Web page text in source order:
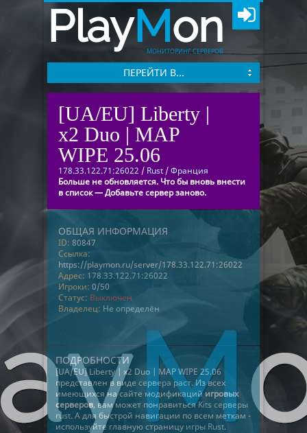
PlayMon
МОНИТОРИНГ СЕРВЕРОВ
ПЕРЕЙТИ В...
[UA/EU] Liberty |
x2 Duo | MAP
WIPE 25.06
178.33.122.71:26022 / Rust /Франция
Больше не обновляется. Что бы вновь внести
в список — Добавьте сервер заново.
ОБЩАЯ ИНФОРМАЦИЯ
ID: 80847
Ссылка:
https://playmon.ru/server/178.33.122.71:26022
Адрес: 178.33.122.71:26022
Игроки: 0/50
Статус: Выключен
Владелец: Не определён
ПОДРОБНОСТИ
[UA/EU] Liberty | x2 Duo | MAP WIPE 25.06
представлен в виде сервера раст. Из всех
имеющихся на сайте модификацийигровых
серверов, вам может понравитьсяKits серверы
rust. А для быстрой навигации по всем меткам -
используйте главную страницу игры Rust.